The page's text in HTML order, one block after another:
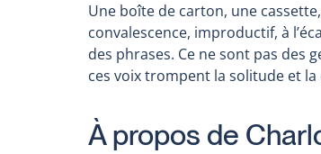
Une boîte de carton, une
convalescence, improductif, à
des phrases. Ce ne sont pas des
ces voix trompent la solitude et la
À propos de